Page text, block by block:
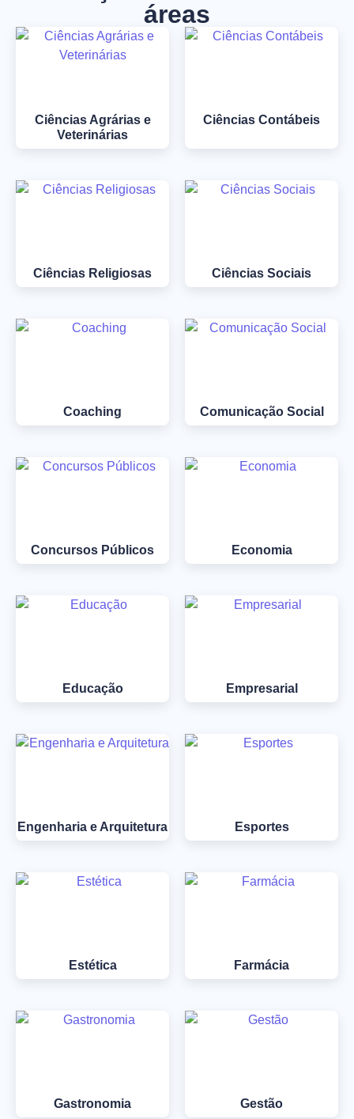
áreas
Ciências Agrárias e
Veterinárias
Ciências Contábeis
Ciências Religiosas Ciências Sociais
Coaching Comunicação Social
Concursos Públicos Economia
Educação Empresarial
Engenharia e Arquitetura Esportes
Estética Farmácia
Gastronomia Gestão